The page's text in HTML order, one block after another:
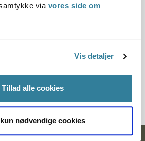
via vores side om
Vis detaljer
Tillad alle cookies
nødvendige cookies